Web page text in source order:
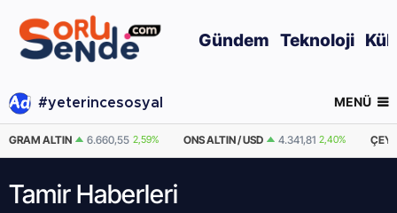
Gündem Teknoloji
#yeterincesosyal MENÜ
GRAM ALTIN 6.660,55 2,59% ONS ALTIN / USD 4.341,81 2,40%
Tamir Haberleri